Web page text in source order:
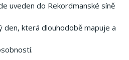
uveden do Rekordmanské síně
den, která dlouhodobě mapuje a